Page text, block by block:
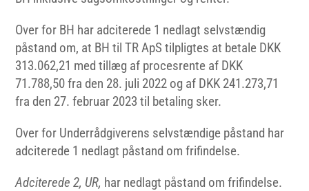
Over for BH har adciterede 1 nedlagt selvstændig
påstand om, at BH til TR ApS tilpligtes at betale DKK
313.062,21 med tillæg af procesrente af DKK
71.788,50 fra den 28. juli 2022 og af DKK 241.273,71
fra den 27. februar 2023 til betaling sker.
Over for Underrådgiverens selvstændige påstand har
adciterede 1 nedlagt påstand om frifindelse.
Adciterede 2, UR, har nedlagt påstand om frifindelse.